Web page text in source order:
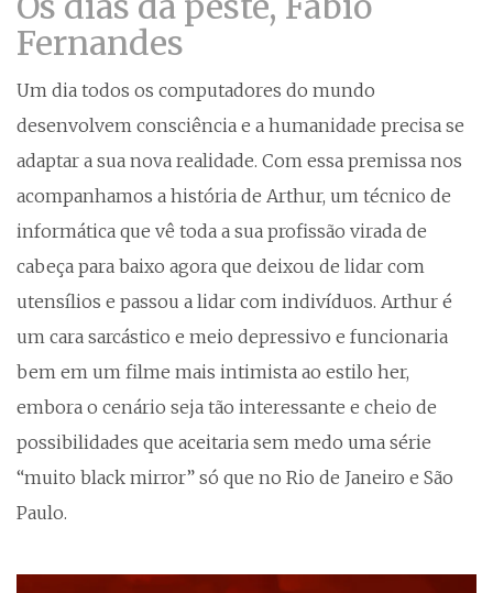
Fernandes
Um dia todos os computadores do mundo
desenvolvem consciência e a humanidade precisa se
adaptar a sua nova realidade. Com essa premissa nos
acompanhamos a história de Arthur, um técnico de
informática que vê toda a sua profissão virada de
cabeça para baixo agora que deixou de lidar com
utensílios e passou a lidar com indivíduos. Arthur é
um cara sarcástico e meio depressivo e funcionaria
bem em um filme mais intimista ao estilo her,
embora o cenário seja tão interessante e cheio de
possibilidades que aceitaria sem medo uma série
“muito black mirror” só que no Rio de Janeiro e São
Paulo.